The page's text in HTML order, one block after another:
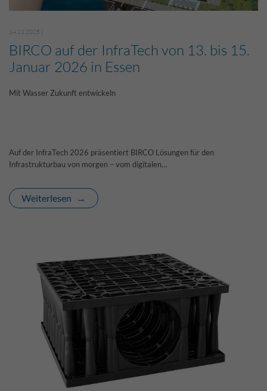
14.11.2025 |
BIRCO auf der InfraTech von 13. bis 15.
Januar 2026 in Essen
Mit Wasser Zukunft entwickeln
Auf der InfraTech 2026 präsentiert BIRCO Lösungen für den
Infrastrukturbau von morgen – vom digitalen…
Weiterlesen